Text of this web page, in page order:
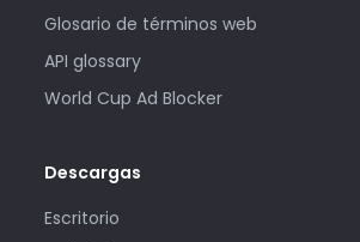
Glosario de términos web
API glossary
World Cup Ad Blocker
Descargas
Escritorio